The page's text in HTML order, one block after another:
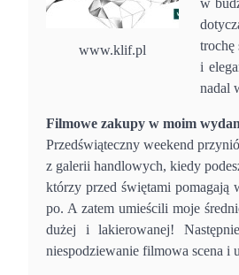
www.klif.pl
w
trochę
i
nadal
Filmowe zakupy w moim
Przedświąteczny weekend
z galerii handlowych, kiedy
którzy przed świętami pomagają
po. A zatem umieścili moje
dużej i lakierowanej!
niespodziewanie filmowa scena i